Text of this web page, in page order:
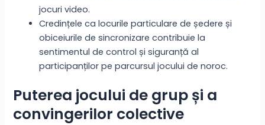
jocuri video.
Credințele ca locurile particulare de ședere și
obiceiurile de sincronizare contribuie la
sentimentul de control și siguranță al
participanților pe parcursul jocului de noroc.
Puterea jocului de grup și a
convingerilor colective